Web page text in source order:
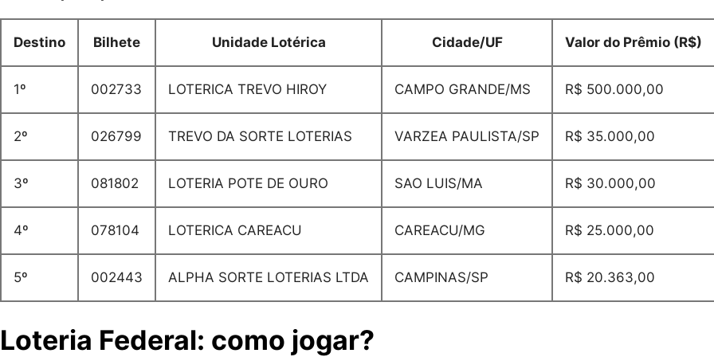
Destino Bilhete Unidade Lotérica Cidade/UF Valor do Prêmio (R$)
1º 002733 LOTERICA TREVO HIROY CAMPO GRANDE/MS R$ 500.000,00
2º 026799 TREVO DA SORTE LOTERIAS VARZEA PAULISTA/SP R$ 35.000,00
3º 081802 LOTERIA POTE DE OURO SAO LUIS/MA R$ 30.000,00
4º 078104 LOTERICA CAREACU CAREACU/MG R$ 25.000,00
5º 002443 ALPHA SORTE LOTERIAS LTDA CAMPINAS/SP R$ 20.363,00
Loteria Federal: como jogar?